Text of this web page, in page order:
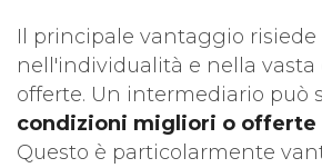
Il principale vantaggio risiede
nell'individualità e nella
offerte. Un intermediario può
condizioni migliori o offerte
Questo è particolarmente